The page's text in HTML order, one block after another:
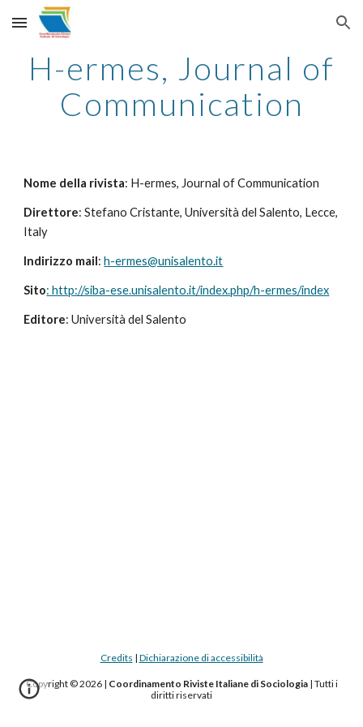
Skip to main content Skip to navigation
H-ermes, Journal of
Communication
Nome della rivista: H-ermes, Journal of Communication
Direttore: Stefano Cristante, Università del Salento, Lecce,
Italy
Indirizzo mail:h-ermes@unisalento.it
Sito: http://siba-ese.unisalento.it/index.php/h-ermes/index
Editore: Università del Salento
Credits | Dichiarazione di accessibilità
Copyright © 2026 | Coordinamento Riviste Italiane di Sociologia| Tutti i
diritti riservati